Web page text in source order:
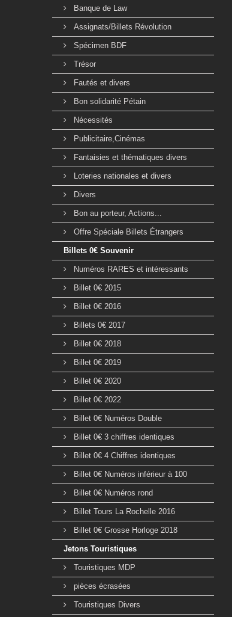
Banque de Law
Assignats/Billets Révolution
Spécimen BDF
Trésor
Fautés et divers
Bon solidarité Pétain
Nécessités
Publicitaire,Cinémas
Fantaisies et thématiques divers
Loteries nationales et divers
Divers
Bon au porteur, Actions...
Offre Spéciale Billets Étrangers
Billets 0€ Souvenir
Numéros RARES et intéressants
Billet 0€ 2015
Billet 0€ 2016
Billets 0€ 2017
Billet 0€ 2018
Billet 0€ 2019
Billet 0€ 2020
Billet 0€ 2022
Billet 0€ Numéros Double
Billet 0€ 3 chiffres identiques
Billet 0€ 4 Chiffres identiques
Billet 0€ Numéros inférieur à 100
Billet 0€ Numéros rond
Billet Tours La Rochelle 2016
Billet 0€ Grosse Horloge 2018
Jetons Touristiques
Touristiques MDP
pièces écrasées
Touristiques Divers